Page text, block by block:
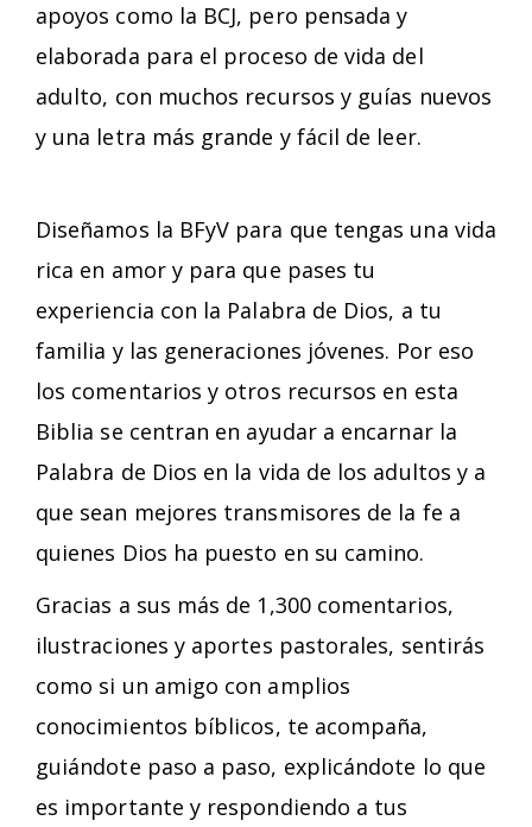
apoyos como la BCJ, pero pensada y
elaborada para el proceso de vida del
adulto, con muchos recursos y guías nuevos
y una letra más grande y fácil de leer.
Diseñamos la BFyV para que tengas una vida
rica en amor y para que pases tu
experiencia con la Palabra de Dios, a tu
familia y las generaciones jóvenes. Por eso
los comentarios y otros recursos en esta
Biblia se centran en ayudar a encarnar la
Palabra de Dios en la vida de los adultos y a
que sean mejores transmisores de la fe a
quienes Dios ha puesto en su camino.
Gracias a sus más de 1,300 comentarios,
ilustraciones y aportes pastorales, sentirás
como si un amigo con amplios
conocimientos bíblicos, te acompaña,
guiándote paso a paso, explicándote lo que
es importante y respondiendo a tus